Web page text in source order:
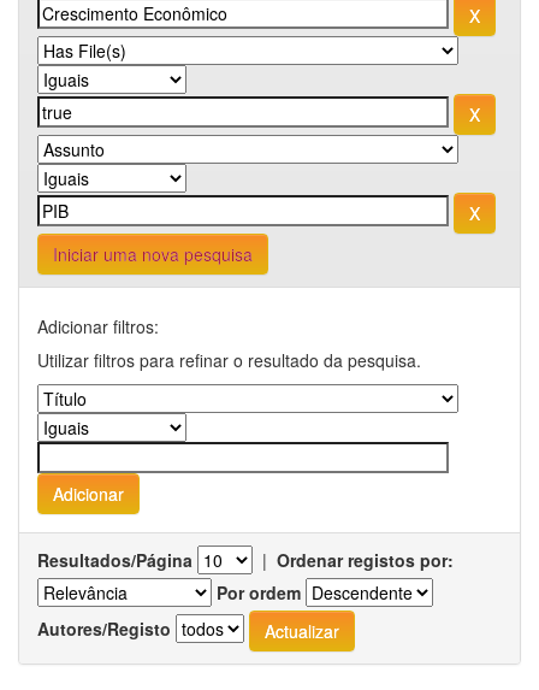
Iniciar uma nova pesquisa
Adicionar filtros:
Utilizar filtros para refinar o resultado da pesquisa.
Resultados/Página | Ordenar registos por:
Por ordem
Autores/Registo